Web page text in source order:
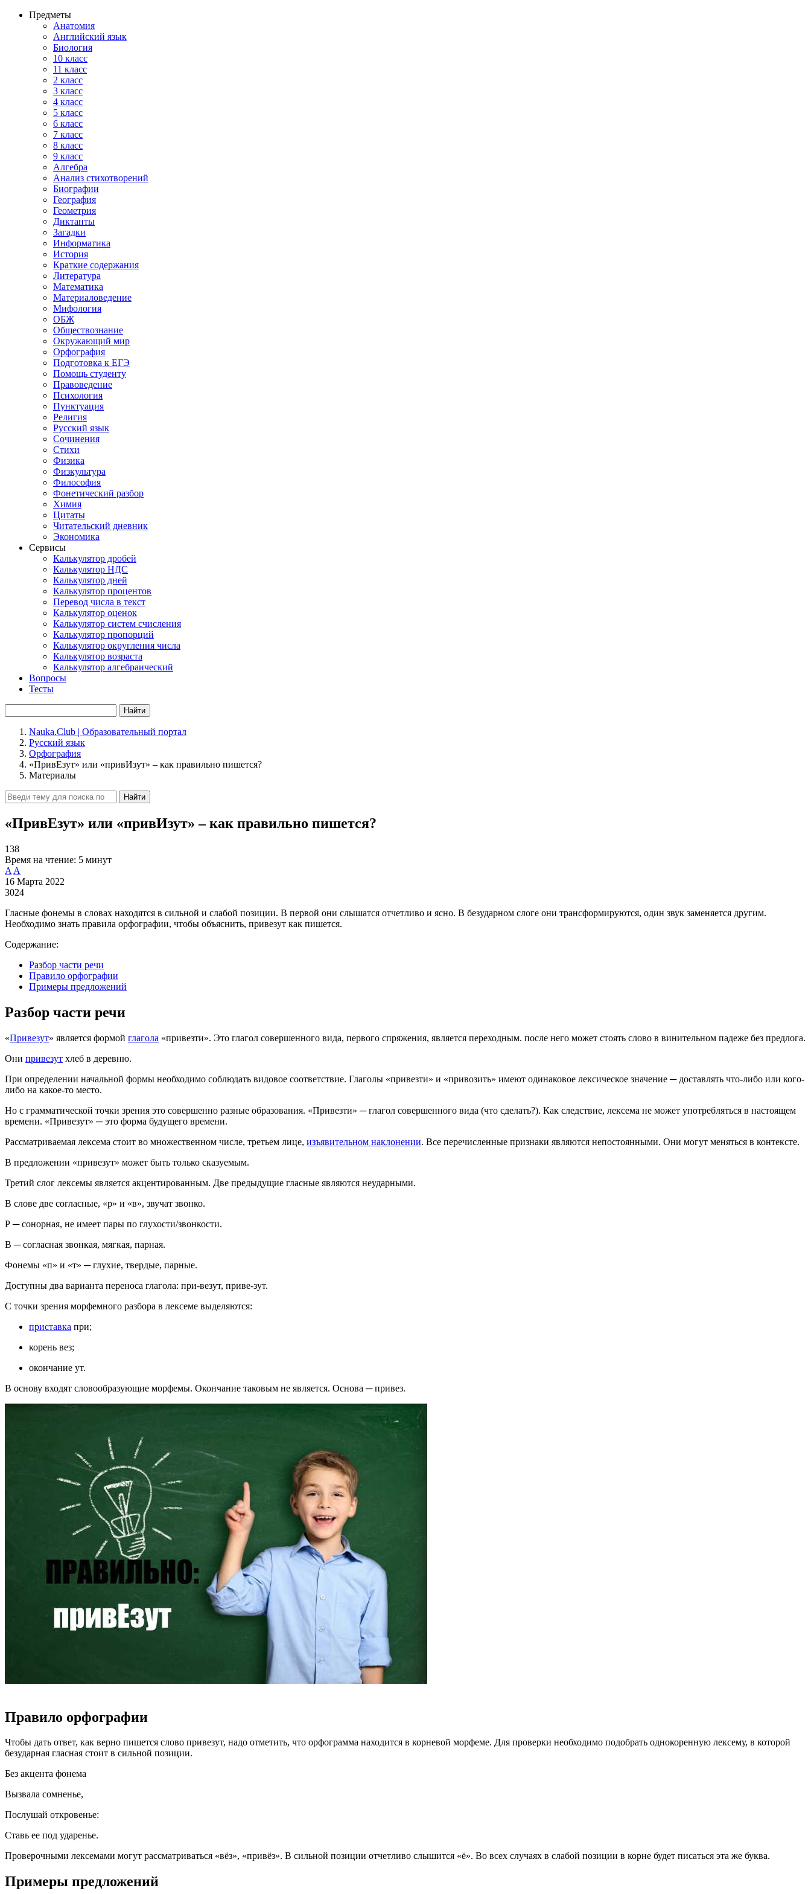
Предметы
Анатомия
Английский язык
Биология
10 класс
11 класс
2 класс
3 класс
4 класс
5 класс
6 класс
7 класс
8 класс
9 класс
Алгебра
Анализ стихотворений
Биографии
География
Геометрия
Диктанты
Загадки
Информатика
История
Краткие содержания
Литература
Математика
Материаловедение
Мифология
ОБЖ
Обществознание
Окружающий мир
Орфография
Подготовка к ЕГЭ
Помощь студенту
Правоведение
Психология
Пунктуация
Религия
Русский язык
Сочинения
Стихи
Физика
Физкультура
Философия
Фонетический разбор
Химия
Цитаты
Читательский дневник
Экономика
Сервисы
Калькулятор дробей
Калькулятор НДС
Калькулятор дней
Калькулятор процентов
Перевод числа в текст
Калькулятор оценок
Калькулятор систем счисления
Калькулятор пропорций
Калькулятор округления числа
Калькулятор возраста
Калькулятор алгебраический
Вопросы
Тесты
Найти
Nauka.Club | Образовательный портал
Русский язык
Орфография
«ПривЕзут» или «привИзут» – как правильно пишется?
Материалы
Найти
«ПривЕзут» или «привИзут» – как правильно пишется?
138
Время на чтение: 5 минут
A A
16 Марта 2022
3024
Гласные фонемы в словах находятся в сильной и слабой позиции. В первой они слышатся отчетливо и ясно. В безударном слоге они трансформируются, один звук заменяется другим.
Необходимо знать правила орфографии, чтобы объяснить, привезут как пишется.
Содержание:
Разбор части речи
Правило орфографии
Примеры предложений
Разбор части речи
«Привезут» является формой глагола «привезти». Это глагол совершенного вида, первого спряжения, является переходным. после него может стоять слово в винительном падеже без предлога.
Они привезут хлеб в деревню.
При определении начальной формы необходимо соблюдать видовое соответствие. Глаголы «привезти» и «привозить» имеют одинаковое лексическое значение ─ доставлять что-либо или кого-
либо на какое-то место.
Но с грамматической точки зрения это совершенно разные образования. «Привезти» ─ глагол совершенного вида (что сделать?). Как следствие, лексема не может употребляться в настоящем
времени. «Привезут» ─ это форма будущего времени.
Рассматриваемая лексема стоит во множественном числе, третьем лице, изъявительном наклонении. Все перечисленные признаки являются непостоянными. Они могут меняться в контексте.
В предложении «привезут» может быть только сказуемым.
Третий слог лексемы является акцентированным. Две предыдущие гласные являются неударными.
В слове две согласные, «р» и «в», звучат звонко.
Р ─ сонорная, не имеет пары по глухости/звонкости.
В ─ согласная звонкая, мягкая, парная.
Фонемы «п» и «т» ─ глухие, твердые, парные.
Доступны два варианта переноса глагола: при-везут, приве-зут.
С точки зрения морфемного разбора в лексеме выделяются:
приставка при;
корень вез;
окончание ут.
В основу входят словообразующие морфемы. Окончание таковым не является. Основа ─ привез.
Правило орфографии
Чтобы дать ответ, как верно пишется слово привезут, надо отметить, что орфограмма находится в корневой морфеме. Для проверки необходимо подобрать однокоренную лексему, в которой
безударная гласная стоит в сильной позиции.
Без акцента фонема
Вызвала сомненье,
Послушай откровенье:
Ставь ее под ударенье.
Проверочными лексемами могут рассматриваться «вёз», «привёз». В сильной позиции отчетливо слышится «ё». Во всех случаях в слабой позиции в корне будет писаться эта же буква.
Примеры предложений